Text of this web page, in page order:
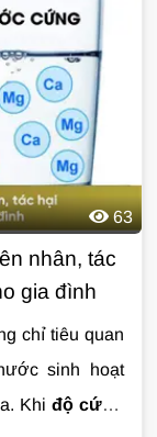
các tạp chất
bị.
nghệ tiên tiến,
bền cao, hệ
mọi hoạt động
đến bảo vệ
tiếp.
63
nhân, tác
gia đình
chỉ tiêu quan
sinh hoạt
Khi độ cứng